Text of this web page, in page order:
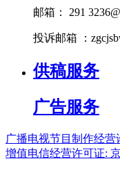
邮箱： 291
投诉邮箱 ：
供稿服务
广告服务
广播电视节目制作经营
增值电信经营许可证: 京